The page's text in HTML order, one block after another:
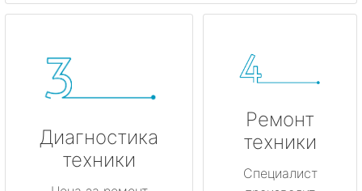
Диагностика
техники
Ремонт
техники
Специалист